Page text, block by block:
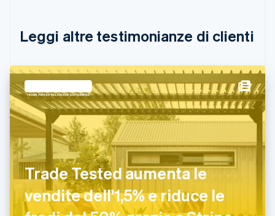
Leggi altre testimonianze di clienti
Trade Tested aumenta le
vendite dell'1,5% e riduce le
English Français
Cina continentale
Cipro
English
Croazia
EnglishItaliano
Danimarca
English
Emirati Arabi Uniti
English
Estonia
English
Finlandia
English Svenska